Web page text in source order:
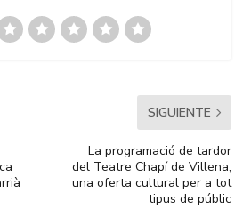
SIGUIENTE
La programació de tardor
del Teatre Chapí de Villena,
una oferta cultural per a tot
tipus de públic